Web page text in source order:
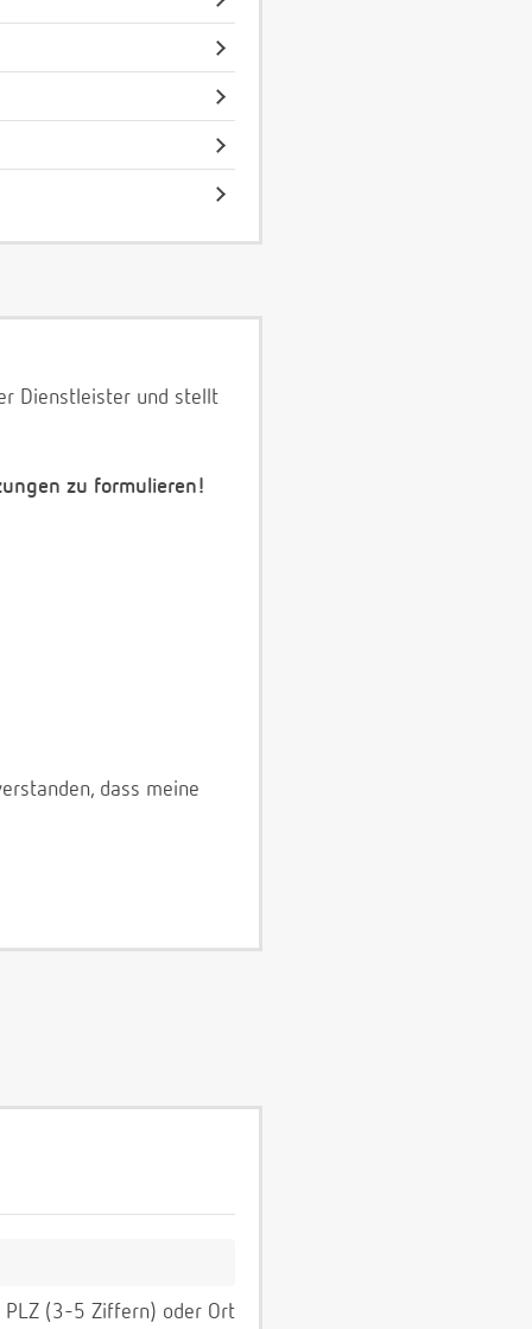
Dienstleister und stellt
zu formulieren!
dass meine
PLZ (3-5 Ziffern) oder Ort